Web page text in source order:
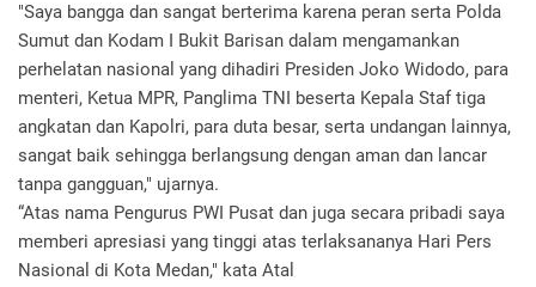
"Saya bangga dan sangat berterima karena peran serta Polda
Sumut dan Kodam I Bukit Barisan dalam mengamankan
perhelatan nasional yang dihadiri Presiden Joko Widodo, para
menteri, Ketua MPR, Panglima TNI beserta Kepala Staf tiga
angkatan dan Kapolri, para duta besar, serta undangan lainnya,
sangat baik sehingga berlangsung dengan aman dan lancar
tanpa gangguan," ujarnya.
“Atas nama Pengurus PWI Pusat dan juga secara pribadi saya
memberi apresiasi yang tinggi atas terlaksananya Hari Pers
Nasional di Kota Medan," kata Atal